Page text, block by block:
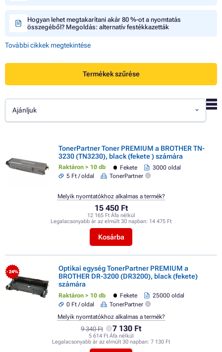
Hogyan lehet megtakarítani akár 80 %-ot a nyomtatás
összegéből? Megoldás: alternatív festékkazetták
További cikkek megtekintése
Termékek szűrése
Ajánljuk
TonerPartner Toner PREMIUM a BROTHER TN-
3230 (TN3230), black (fekete ) számára
Raktáron > 10 db Fekete
3000 oldal
5 Ft / oldal
TonerPartner
15 450 Ft
12 165 Ft Áfa nélkül
Legalacsonyabb ár az elmúlt 30 napban: 14 475 Ft
Kosárba
Melyik nyomtatókhoz alkalmas a termék?
- 24%
Optikai egység TonerPartner PREMIUM a
BROTHER DR-3200 (DR3200), black (fekete)
számára
Raktáron > 10 db Fekete
25000 oldal
0 Ft / oldal
TonerPartner
9 340 Ft 7 130 Ft
5 614 Ft Áfa nélkül
Legalacsonyabb ár az elmúlt 30 napban: 7 130 Ft
Melyik nyomtatókhoz alkalmas a termék?